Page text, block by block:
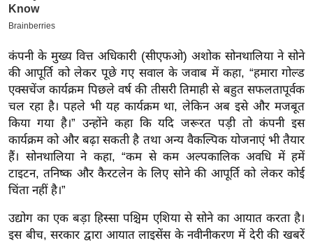
बे
सा
ल
श
ख्सि
य
त
यं
ग
इं
डि
कंपनी के मुख्य वित्त अधिकारी (सीएफओ) अशोक सोनथालिया ने सोने
की आपूर्ति को लेकर पूछे गए सवाल के जवाब में कहा, “हमारा गोल्ड
एक्सचेंज कार्यक्रम पिछले वर्ष की तीसरी तिमाही से बहुत सफलतापूर्वक
चल रहा है। पहले भी यह कार्यक्रम था, लेकिन अब इसे और मजबूत
किया गया है।” उन्होंने कहा कि यदि जरूरत पड़ी तो कंपनी इस
कार्यक्रम को और बढ़ा सकती है तथा अन्य वैकल्पिक योजनाएं भी तैयार
हैं। सोनथालिया ने कहा, “कम से कम अल्पकालिक अवधि में हमें
टाइटन, तनिष्क और कैरटलेन के लिए सोने की आपूर्ति को लेकर कोई
चिंता नहीं है।”
उद्योग का एक बड़ा हिस्सा पश्चिम एशिया से सोने का आयात करता है।
इस बीच, सरकार द्वारा आयात लाइसेंस के नवीनीकरण में देरी की खबरें